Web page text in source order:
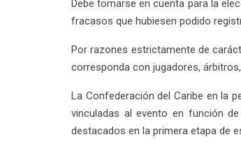
Debe tomarse en cuenta para la
fracasos que hubiesen podido
Por razones estrictamente de
corresponda con jugadores,
La Confederación del Caribe en la
vinculadas al evento en función
destacados en la primera etapa de